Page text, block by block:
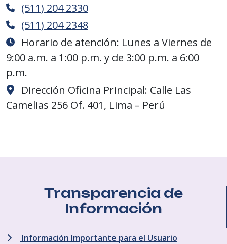
(511) 204 2330
(511) 204 2348
Horario de atención: Lunes a Viernes de
9:00 a.m. a 1:00 p.m. y de 3:00 p.m. a 6:00
p.m.
Dirección Oficina Principal: Calle Las
Camelias 256 Of. 401, Lima – Perú
Transparencia de
Información
Información Importante para el Usuario